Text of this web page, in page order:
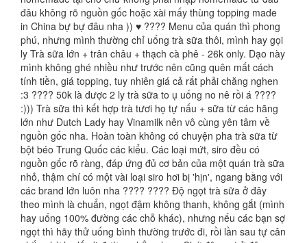
đâu không rõ nguồn gốc hoặc xài mấy thùng topping made
in China bự bự đâu nha )) ♥ ???? Menu của quán thì phong
phú, nhưng mình thường chỉ uống trà sữa thôi, mình hay gọi
ly Trà sữa lớn + trân châu + thạch cà phê - 26k only. Dạo này
mình không ghé nhiều như trước nên cũng quên mất cách
tính tiền, giá topping, tuy nhiên giá cả rất phải chăng nghen
:3 ???? 50k là được 2 ly trà sữa to ụ uống no nê rồi á ????
:))) Trà sữa thì kết hợp trà tươi họ tự nấu + sữa từ các hãng
lớn như Dutch Lady hay Vinamilk nên vô cùng yên tâm về
nguồn gốc nha. Hoàn toàn không có chuyện pha trà sữa từ
bột béo Trung Quốc các kiểu. Các loại mứt, siro đều có
nguồn gốc rõ ràng, đáp ứng đủ cơ bản của một quán trà sữa
nhỏ, thậm chí có một vài loại siro hơi bị 'hịn', ngang bằng với
các brand lớn luôn nha ???? ???? Độ ngọt trà sữa ở đây
theo mình là chuẩn, ngọt đậm không thanh, không gắt (mình
hay uống 100% đường các chỗ khác), nhưng nếu các bạn sợ
ngọt thì hãy thử uống bình thường trước đi, rồi lần sau tự cân